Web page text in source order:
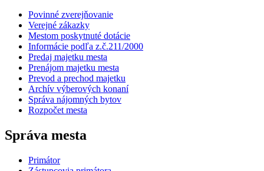
Povinné zverejňovanie
Verejné zákazky
Mestom poskytnuté dotácie
Informácie podľa z.č.211/2000
Predaj majetku mesta
Prenájom majetku mesta
Prevod a prechod majetku
Archív výberových konaní
Správa nájomných bytov
Rozpočet mesta
Správa mesta
Primátor